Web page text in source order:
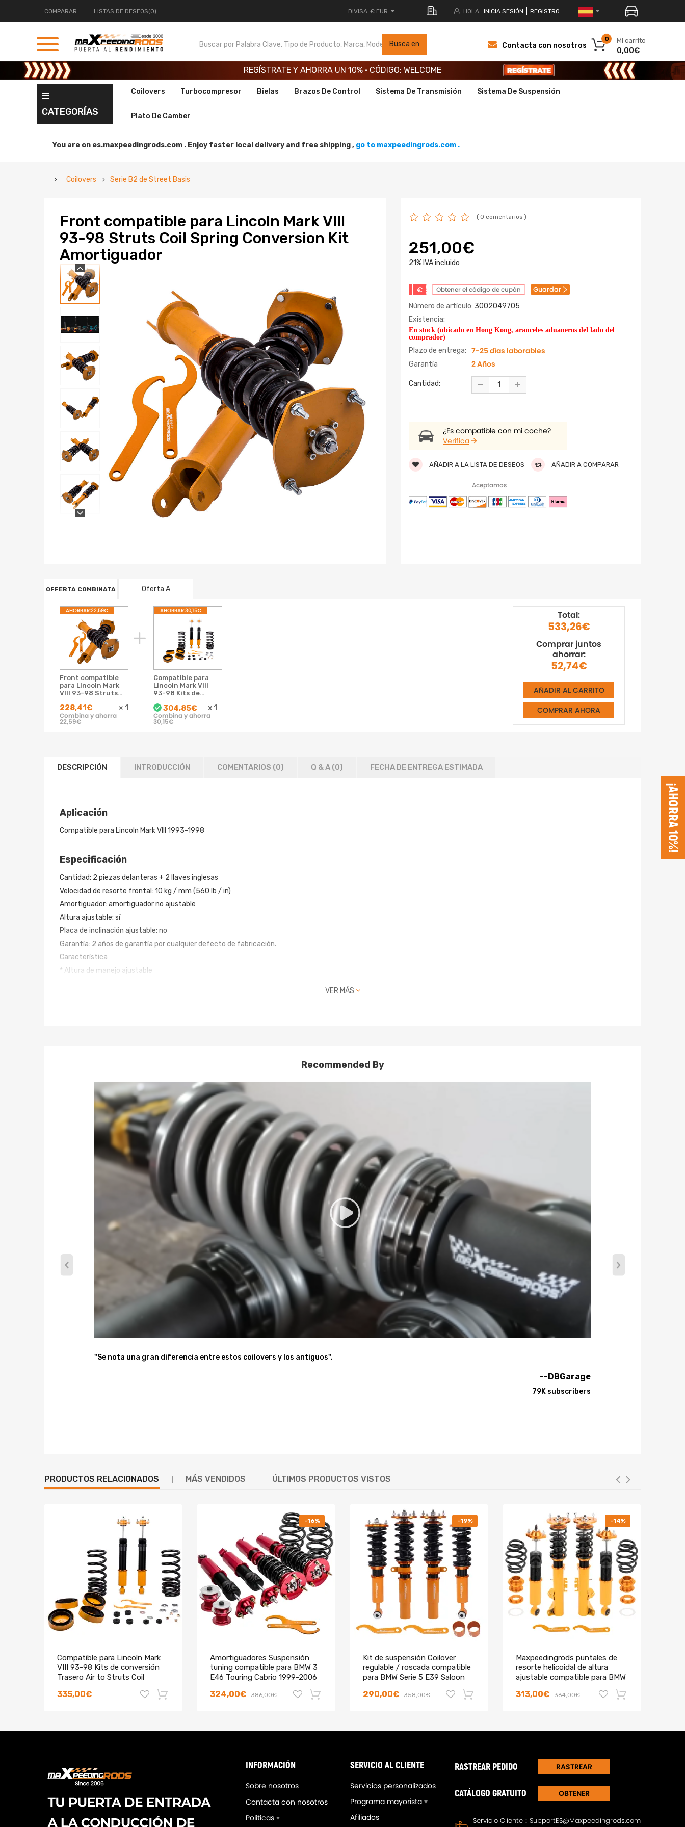
COMPARAR LISTAS DE DESEOS(0) DIVISA € EUR HOLA. INICIA SESIÓN REGISTRO
Busca en Mi carrito
0
0,00€
Contacta con nosotros
REGÍSTRATE Y AHORRA UN 10% · CÓDIGO: WELCOME
REGÍSTRATE Y AHORRA UN 10% · CÓDIGO: WELCOME
REGÍSTRATE Y AHORRA UN 10% · CÓDIGO: WELCOME
CATEGORÍAS
Coilovers Turbocompresor Bielas Brazos De Control Sistema De Transmisión Sistema De Suspensión
Plato De Camber
You are on es.maxpeedingrods.com . Enjoy faster local delivery and free shipping , go to maxpeedingrods.com .
Coilovers Serie B2 de Street Basis
Front compatible para Lincoln Mark VIII
93-98 Struts Coil Spring Conversion Kit
Amortiguador
( 0 comentarios )
251,00€
21% IVA incluido
€ Obtener el código de cupón Guardar
Número de artículo: 3002049705
Existencia:
En stock (ubicado en Hong Kong, aranceles aduaneros del lado del
comprador)
Plazo de entrega: 7-25 días laborables
Garantía 2 Años
Cantidad:
¿Es compatible con mi coche?
Verifica
AÑADIR A LA LISTA DE DESEOS AÑADIR A COMPARAR
Aceptamos
OFFERTA COMBINATA Oferta A
Front compatible
para Lincoln Mark
VIII 93-98 Struts
Conversion Kit
Amortiguador
228,41€ × 1
Combina y ahorra
22,59€
AHORRAR:22,59€
Compatible para
Lincoln Mark VIII
93-98 Kits de
Trasero Air to
Struts Coil
Springs
304,85€ x1
Combina y ahorra
30,15€
AHORRAR:30,15€ Total:
533,26€
Comprar juntos
ahorrar:
52,74€
AÑADIR AL CARRITO
COMPRAR AHORA
DESCRIPCIÓN INTRODUCCIÓN COMENTARIOS (0) Q & A (0) FECHA DE ENTREGA ESTIMADA
Aplicación
Compatible para Lincoln Mark VIII 1993-1998
Especificación
Cantidad: 2 piezas delanteras + 2 llaves inglesas
Velocidad de resorte frontal: 10 kg / mm (560 lb / in)
Amortiguador: amortiguador no ajustable
Altura ajustable: sí
Placa de inclinación ajustable: no
Garantía: 2 años de garantía por cualquier defecto de fabricación.
Característica
* Altura de manejo ajustable
* Todos los insertos vienen con botas de goma ajustadas para proteger el amortiguador y mantenerlo limpio.
* Fácil instalación con herramientas adecuadas.
* No hay instrucciones incluidas; Instalación profesional y alineación sugerida.
* Consulte en nuestra tienda otras piezas de automóviles que le puedan interesar.
* No dude en contactarnos para cualquier cosa que podamos ayudar
Todas las modificaciones deben ser instaladas por mecánicos cualificados y cumplir con la normativa local aplicable sobre modificaciones de vehículos.
VER MÁS
Recommended By
"Se nota una gran diferencia entre estos coilovers y los antiguos".
--DBGarage
79K subscribers
PRODUCTOS RELACIONADOS MÁS VENDIDOS ÚLTIMOS PRODUCTOS VISTOS
Compatible para Lincoln Mark
VIII 93-98 Kits de conversión
Trasero Air to Struts Coil
335,00€
-16%
Amortiguadores Suspensión
tuning compatible para BMW 3
E46 Touring Cabrio 1999-2006
324,00€ 386,00€
-19%
Kit de suspensión Coilover
regulable / roscada compatible
para BMW Serie 5 E39 Saloon
290,00€ 358,00€
-14%
Maxpeedingrods puntales de
resorte helicoidal de altura
ajustable compatible para BMW
3 Convertible (E36) 318i; 320i;
323i; 325i; 328i; (03/1993-
313,00€ 364,00€
-10% -18% -18% -18%
¡AHORRA 10%!
INFORMACIÓN
Sobre nosotros
Contacta con nosotros
Políticas
SERVICIO AL CLIENTE
Servicios personalizados
Programa mayorista
Afiliados
RASTREAR PEDIDO RASTREAR
CATÁLOGO GRATUITO
OBTENER
Servicio Cliente： SupportES@Maxpeedingrods.com